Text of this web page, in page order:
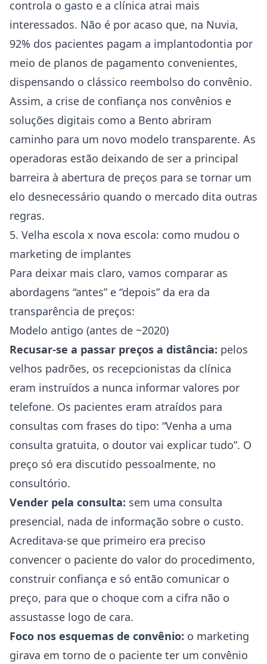
controla o gasto e a clínica atrai mais
interessados. Não é por acaso que, na Nuvia,
92% dos pacientes pagam a implantodontia por
meio de planos de pagamento convenientes,
dispensando o clássico reembolso do convênio.
Assim, a crise de confiança nos convênios e
soluções digitais como a Bento abriram
caminho para um novo modelo transparente. As
operadoras estão deixando de ser a principal
barreira à abertura de preços para se tornar um
elo desnecessário quando o mercado dita outras
regras.
5. Velha escola x nova escola: como mudou o
marketing de implantes
Para deixar mais claro, vamos comparar as
abordagens “antes” e “depois” da era da
transparência de preços:
Modelo antigo (antes de ~2020)
Recusar-se a passar preços a distância: pelos
velhos padrões, os recepcionistas da clínica
eram instruídos a nunca informar valores por
telefone. Os pacientes eram atraídos para
consultas com frases do tipo: “Venha a uma
consulta gratuita, o doutor vai explicar tudo”. O
preço só era discutido pessoalmente, no
consultório.
Vender pela consulta: sem uma consulta
presencial, nada de informação sobre o custo.
Acreditava-se que primeiro era preciso
convencer o paciente do valor do procedimento,
construir confiança e só então comunicar o
preço, para que o choque com a cifra não o
assustasse logo de cara.
Foco nos esquemas de convênio: o marketing
girava em torno de o paciente ter um convênio